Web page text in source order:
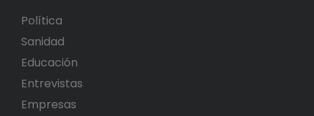
Política
Sanidad
Educación
Entrevistas
Empresas